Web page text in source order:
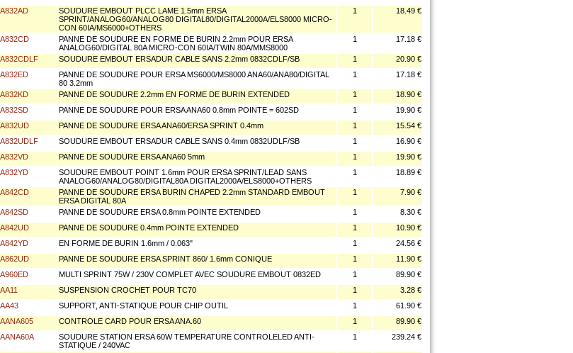
SOUDURE EMBOUT PLCC LAME 1.5mm ERSA
SPRINT/ANALOG60/ANALOG80 DIGITAL80/DIGITAL2000A/ELS8000 MICRO-
CON 60IA/MS6000+OTHERS
1 18.49 €
PANNE DE SOUDURE EN FORME DE BURIN 2.2mm POUR ERSA
ANALOG60/DIGITAL 80A MICRO-CON 60IA/TWIN 80A/MMS8000
1 17.18 €
SOUDURE EMBOUT ERSADUR CABLE SANS 2.2mm 0832CDLF/SB 1
20.90 €
PANNE DE SOUDURE POUR ERSA MS6000/MS8000 ANA60/ANA80/DIGITAL
80 3.2mm
1 17.18 €
PANNE DE SOUDURE 2.2mm EN FORME DE BURIN EXTENDED 1
18.90 €
PANNE DE SOUDURE POUR ERSA ANA60 0.8mm POINTE = 602SD 1
19.90 €
PANNE DE SOUDURE ERSA ANA60/ERSA SPRINT 0.4mm 1
15.54 €
SOUDURE EMBOUT ERSADUR CABLE SANS 0.4mm 0832UDLF/SB 1
16.90 €
PANNE DE SOUDURE ERSA ANA60 5mm 1
19.90 €
SOUDURE EMBOUT POINT 1.6mm POUR ERSA SPRINT/LEAD SANS
ANALOG60/ANALOG80/DIGITAL80A DIGITAL2000A/ELS8000+OTHERS
1 18.89 €
PANNE DE SOUDURE ERSA BURIN CHAPED 2.2mm STANDARD EMBOUT
ERSA DIGITAL 80A
1 7.90 €
PANNE DE SOUDURE ERSA 0.8mm POINTE EXTENDED 1
8.30 €
PANNE DE SOUDURE 0.4mm POINTE EXTENDED 1
10.90 €
EN FORME DE BURIN 1.6mm / 0.063" 1
24.56 €
PANNE DE SOUDURE ERSA SPRINT 860/ 1.6mm CONIQUE 1
11.90 €
MULTI SPRINT 75W / 230V COMPLET AVEC SOUDURE EMBOUT 0832ED 1
89.90 €
SUSPENSION CROCHET POUR TC70 1
3.28 €
SUPPORT, ANTI-STATIQUE POUR CHIP OUTIL 1
61.90 €
CONTROLE CARD POUR ERSA ANA.60 1
89.90 €
SOUDURE STATION ERSA 60W TEMPERATURE CONTROLELED ANTI-
STATIQUE / 240VAC
1 239.24 €